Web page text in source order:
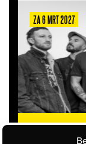
ZA 6 MRT 2027